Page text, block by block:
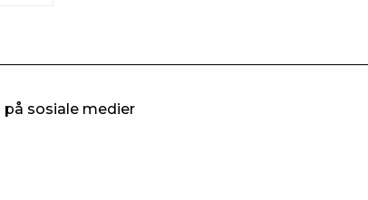
på sosiale medier